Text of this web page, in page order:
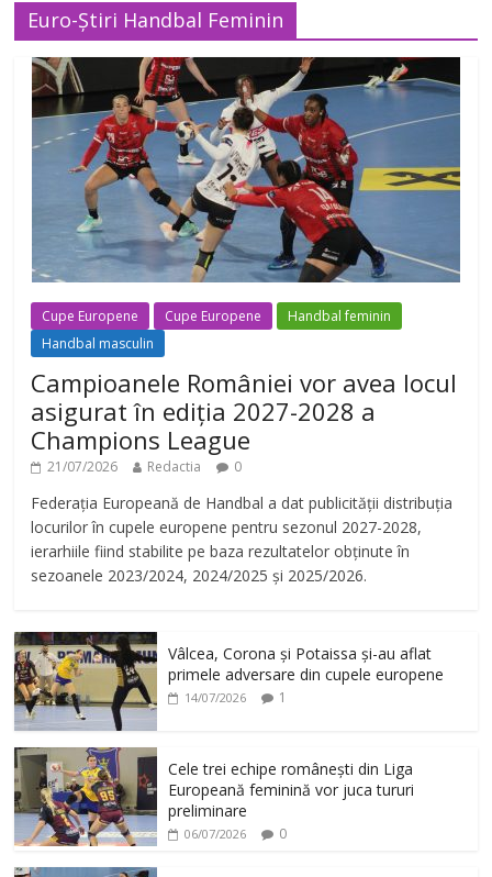
Euro-Știri Handbal Feminin
Cupe Europene Cupe Europene
Handbal feminin
Handbal masculin
Campioanele României vor avea locul
asigurat în ediția 2027-2028 a
Champions League
21/07/2026 Redactia 0
Federația Europeană de Handbal a dat publicității distribuția
locurilor în cupele europene pentru sezonul 2027-2028,
ierarhiile fiind stabilite pe baza rezultatelor obținute în
sezoanele 2023/2024, 2024/2025 și 2025/2026.
Vâlcea, Corona și Potaissa și-au aflat
primele adversare din cupele europene
14/07/2026 1
Cele trei echipe românești din Liga
Europeană feminină vor juca tururi
preliminare
06/07/2026 0